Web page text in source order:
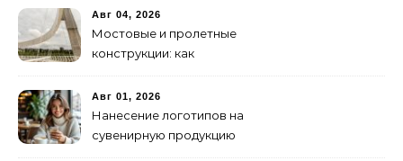
Авг 04, 2026
Мостовые и пролетные
конструкции: как
изготовление и поставку
Авг 01, 2026
Нанесение логотипов на
сувенирную продукцию